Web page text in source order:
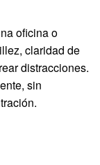
oficina o
claridad de
distracciones.
sin